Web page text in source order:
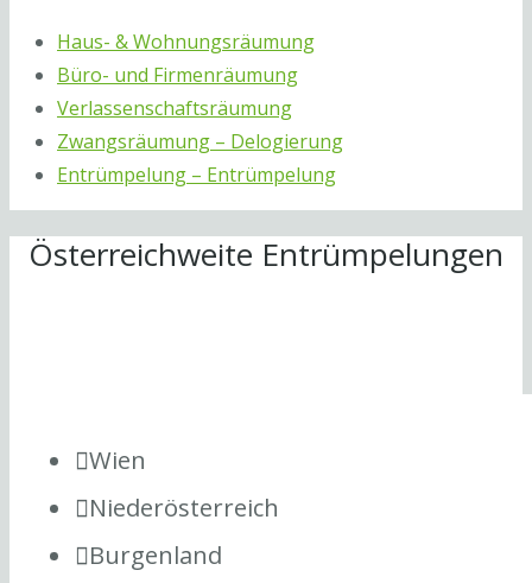
Haus- & Wohnungsräumung
Büro- und Firmenräumung
Verlassenschaftsräumung
Zwangsräumung – Delogierung
Entrümpelung – Entrümpelung
Österreichweite Entrümpelungen
Wien
Niederösterreich
Burgenland